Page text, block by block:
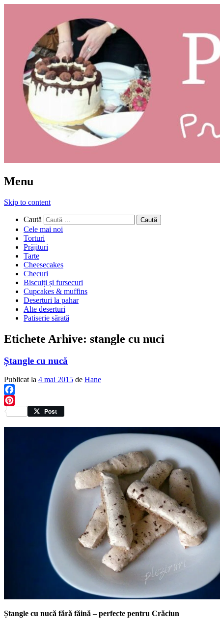
Pleziruri
Prăjituri: ce și cum
Menu
Skip to content
Caută
Cele mai noi
Torturi
Prăjituri
Tarte
Cheesecakes
Checuri
Biscuiți și fursecuri
Cupcakes & muffins
Deserturi la pahar
Alte deserturi
Patiserie sărată
Etichete Arhive: stangle cu nuci
Ștangle cu nucă
Publicat la 4 mai 2015 de Hane
Facebook
Pinterest
Post
Ștangle cu nucă fără făină – perfecte pentru Crăciun